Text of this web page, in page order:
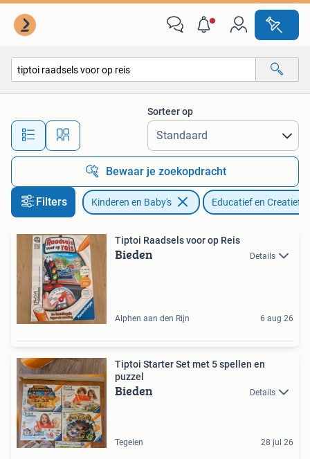
Alle afstanden…
Sorteer op
Bewaar je zoekopdracht
Filters Kinderen en Baby's Educatief en Creatief
Tiptoi Raadsels voor op Reis
Bieden Details
Alphen aan den Rijn 6 aug 26
Tiptoi Starter Set met 5 spellen en
puzzel
Bieden Details
Tegelen 28 jul 26